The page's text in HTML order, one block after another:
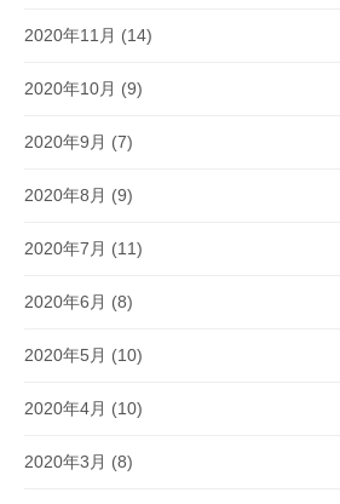
2020年11月 (14)
2020年10月 (9)
2020年9月 (7)
2020年8月 (9)
2020年7月 (11)
2020年6月 (8)
2020年5月 (10)
2020年4月 (10)
2020年3月 (8)